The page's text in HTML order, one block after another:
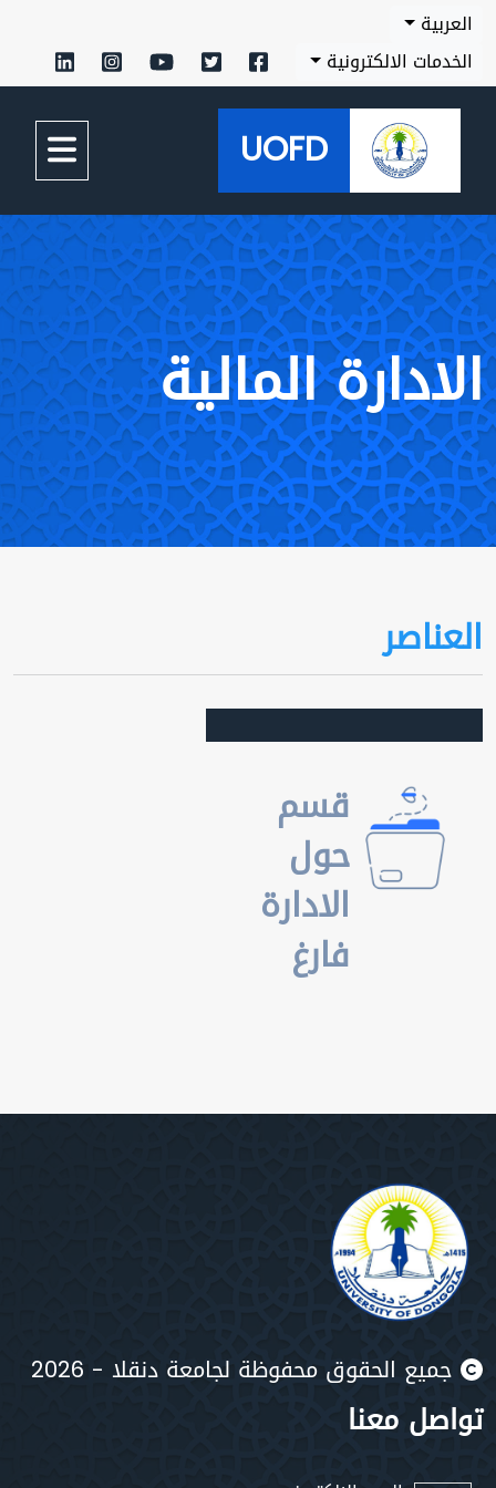
العربية
الخدمات الالكترونية
UOFD
الادارة المالية
العناصر
قسم
حول
الادارة
فارغ
جميع الحقوق محفوظة لجامعة دنقلا - 2026
تواصل معنا